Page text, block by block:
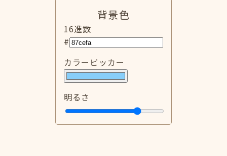
背景色
16進数
#
カラーピッカー
明るさ